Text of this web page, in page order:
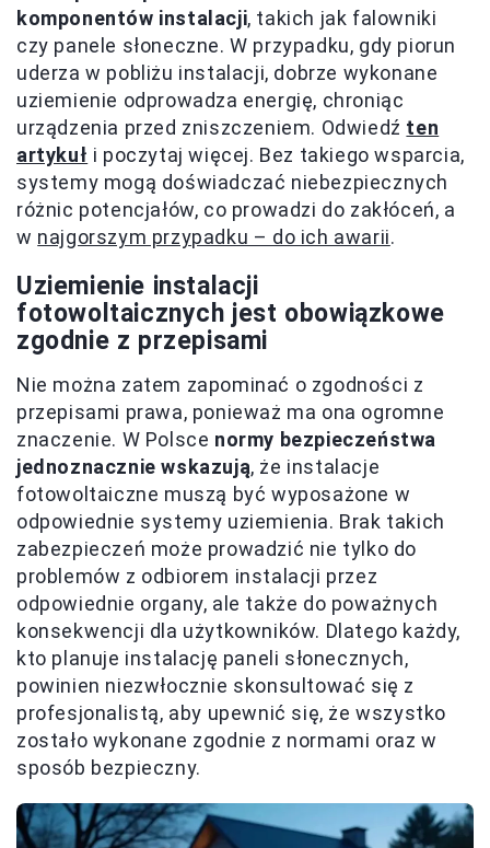
komponentów instalacji, takich jak falowniki
czy panele słoneczne. W przypadku, gdy piorun
uderza w pobliżu instalacji, dobrze wykonane
uziemienie odprowadza energię, chroniąc
urządzenia przed zniszczeniem. Odwiedź ten
artykuł i poczytaj więcej. Bez takiego wsparcia,
systemy mogą doświadczać niebezpiecznych
różnic potencjałów, co prowadzi do zakłóceń, a
w najgorszym przypadku – do ich awarii.
Uziemienie instalacji
fotowoltaicznych jest obowiązkowe
zgodnie z przepisami
Nie można zatem zapominać o zgodności z
przepisami prawa, ponieważ ma ona ogromne
znaczenie. W Polsce normy bezpieczeństwa
jednoznacznie wskazują, że instalacje
fotowoltaiczne muszą być wyposażone w
odpowiednie systemy uziemienia. Brak takich
zabezpieczeń może prowadzić nie tylko do
problemów z odbiorem instalacji przez
odpowiednie organy, ale także do poważnych
konsekwencji dla użytkowników. Dlatego każdy,
kto planuje instalację paneli słonecznych,
powinien niezwłocznie skonsultować się z
profesjonalistą, aby upewnić się, że wszystko
zostało wykonane zgodnie z normami oraz w
sposób bezpieczny.